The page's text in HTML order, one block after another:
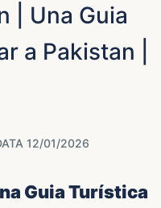
| Una Guia
a Pakistan |
12/01/2026
Guia Turística